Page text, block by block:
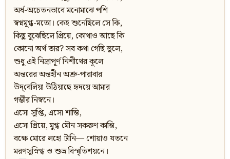
অর্ধ-অচেতনভাবে মনোমাঝে পশি
স্বপ্নমুগ্ধ-মতো। কেহ শুনেছিলে সে কি,
কিছু বুঝেছিলে প্রিয়ে, কোথাও আছে কি
কোনো অর্থ তার? সব কথা গেছি ভুলে,
শুধু এই নিদ্রাপূর্ণ নিশীথের কূলে
অন্তরের অন্তহীন অশ্রু-পারাবার
উদ্‌বেলিয়া উঠিয়াছে হৃদয়ে আমার
গম্ভীর নিস্বনে।
এসো সুপ্তি, এসো শান্তি,
এসো প্রিয়ে, মুগ্ধ মৌন সকরুণ কান্তি,
বক্ষে মোরে লহো টানি— শোয়াও যতনে
মরণসুস্নিগ্ধ ও শুভ্র বিস্মৃতিশয়নে।